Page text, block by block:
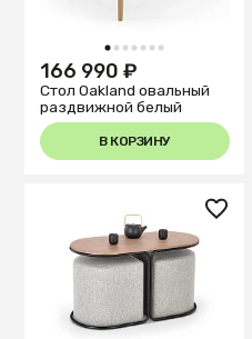
1 2 3 4 5 6 7
166 990 ₽
Стол Oakland овальный
раздвижной белый
В КОРЗИНУ